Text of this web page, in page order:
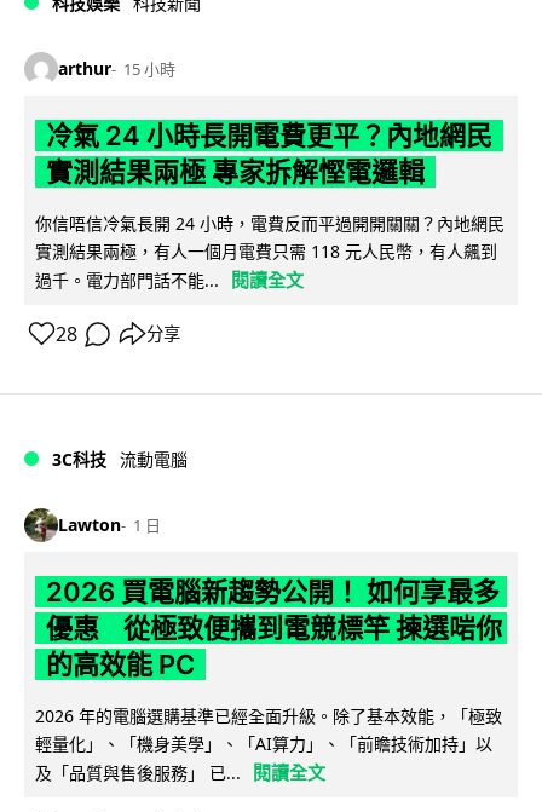
arthur 15 小時
冷氣 24 小時長開電費更平？內地網民
實測結果兩極 專家拆解慳電邏輯
你信唔信冷氣長開 24 小時，電費反而平過開開關關？內地網民
實測結果兩極，有人一個月電費只需 118 元人民幣，有人飆到
過千。電力部門話不能...
閱讀全文
28 分享
3C科技 流動電腦
Lawton 1 日
2026 買電腦新趨勢公開！ 如何享最多
優惠 從極致便攜到電競標竿 揀選啱你
的高效能 PC
2026 年的電腦選購基準已經全面升級。除了基本效能，「極致
輕量化」、「機身美學」、「AI算力」、「前瞻技術加持」以
及「品質與售後服務」 已...
閱讀全文